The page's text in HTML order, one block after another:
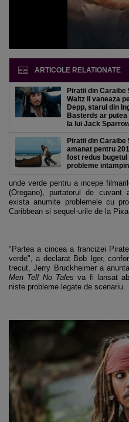
ARTICOLE RELATIONATE
Piratii din Caraibe
Waltz il vaneaza
Depp, starul din
Basterds ar
la lui Jack
Piratii din Caraibe
amanat pentru
fost redus bugetul
probleme
unde verde pentru a incepe
(Oregano), purtatorul de
exista anumite problemele cu
Caribbean si sequel-urile de la
"Partea a cincea a francizei
verde", a declarat Bob Iger,
trecut, Jerry Bruckheimer a
Men Tell No Talesva fi lansat
niste probleme legate de scenariu.